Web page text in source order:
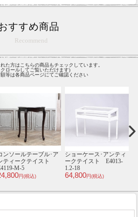
すすめ商品
Recommend
た方はこちらの商品もチェックしています。
ロールしてご覧いただけます)
等は各商品ページにてご確認ください
ンソールテーブル･ア
ティークテイスト
M-5
円(税込)
ショーケース･アンティ
ークテイスト E4013-
1.2-18
64,800円(税込)